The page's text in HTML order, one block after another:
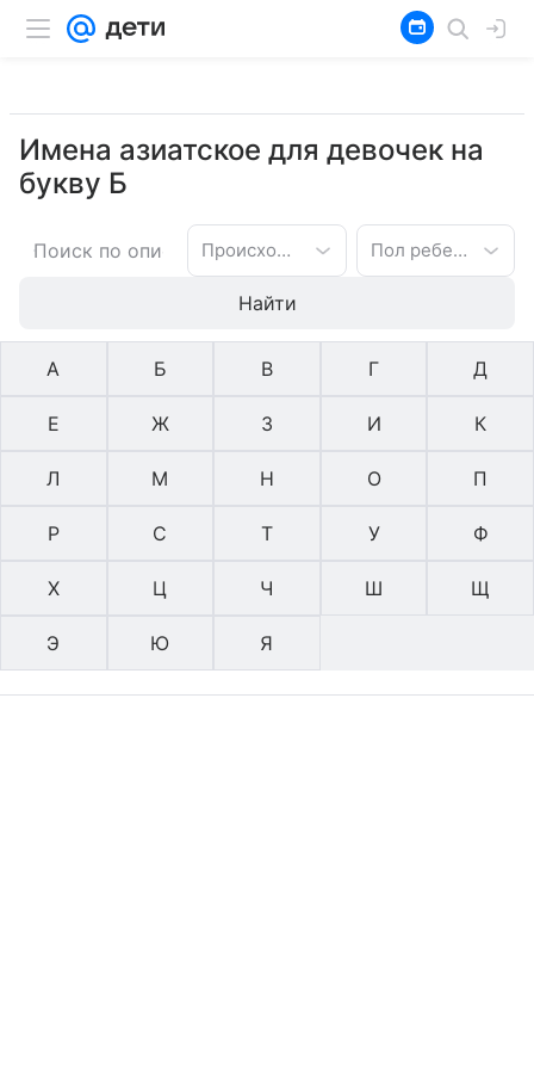
Имена азиатское для девочек на
букву Б
Происхождение имени Пол ребенка
Найти
А Б В Г Д
Е Ж З И К
Л М Н О П
Р С Т У Ф
Х Ц Ч Ш Щ
Э Ю Я